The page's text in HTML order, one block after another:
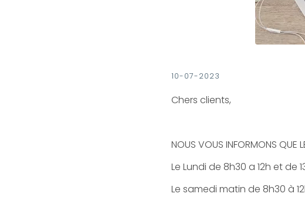
10-07-2023
Chers clients,
NOUS VOUS INFORMONS
Le Lundi de 8h30 a 12h et de
Le samedi matin de 8h30 à